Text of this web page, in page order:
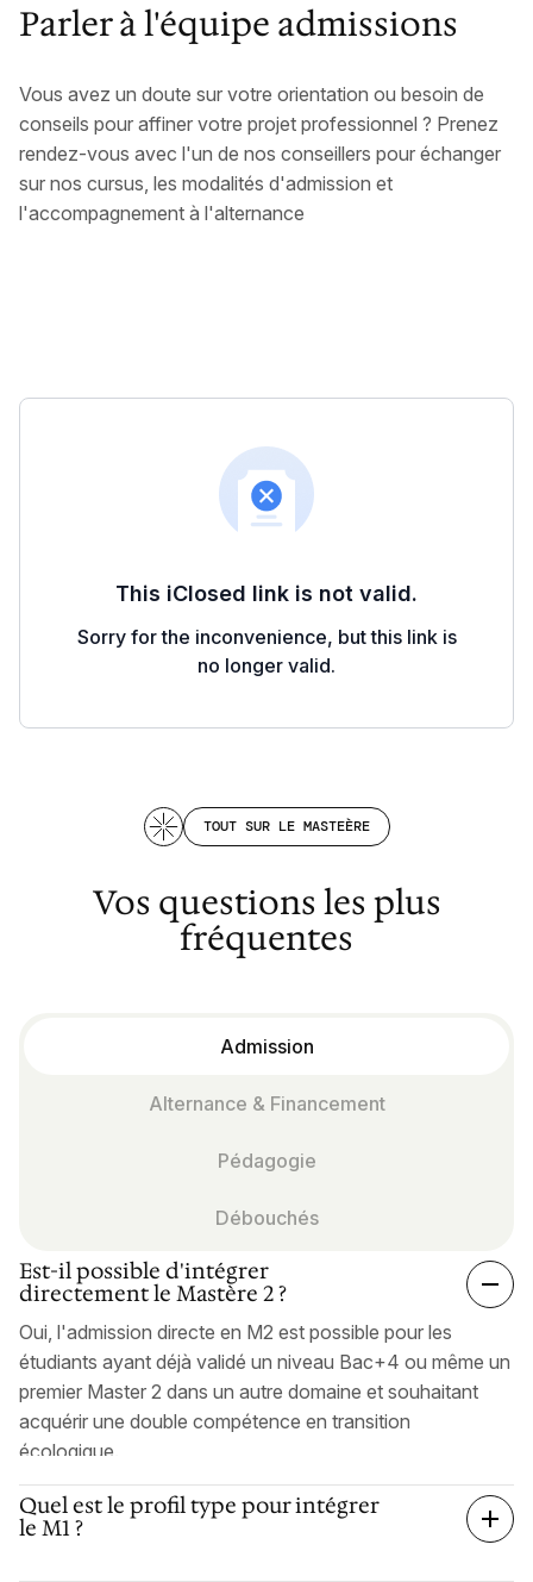
Parler à l'équipe admissions
Vous avez un doute sur votre orientation ou besoin de
conseils pour affiner votre projet professionnel ? Prenez
rendez-vous avec l'un de nos conseillers pour échanger
sur nos cursus, les modalités d'admission et
l'accompagnement à l'alternance
TOUT SUR LE MASTEÈRE
Vos questions les plus
fréquentes
Admission
Alternance & Financement
Pédagogie
Débouchés
Est-il possible d'intégrer
directement le Mastère 2 ?
Oui, l'admission directe en M2 est possible pour les
étudiants ayant déjà validé un niveau Bac+4 ou même un
premier Master 2 dans un autre domaine et souhaitant
acquérir une double compétence en transition
écologique.
Quel est le profil type pour intégrer
le M1 ?